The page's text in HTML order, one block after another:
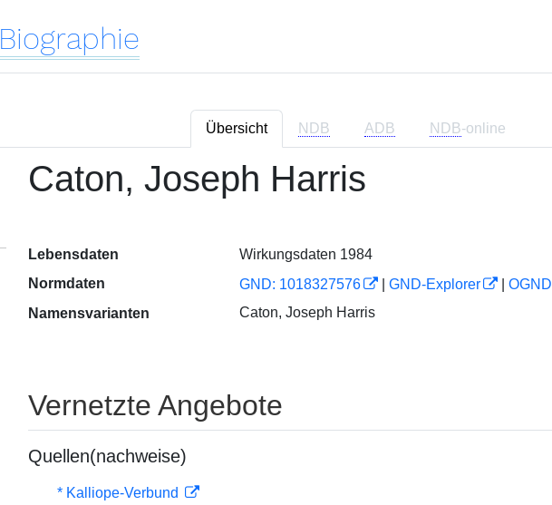
Biographie
Übersicht NDB ADB NDB-online
Caton, Joseph Harris
Lebensdaten
Wirkungsdaten 1984
Normdaten
GND: 1018327576 GND-Explorer OGND
Namensvarianten
Caton, Joseph Harris
Vernetzte Angebote
Quellen(nachweise)
* Kalliope-Verbund